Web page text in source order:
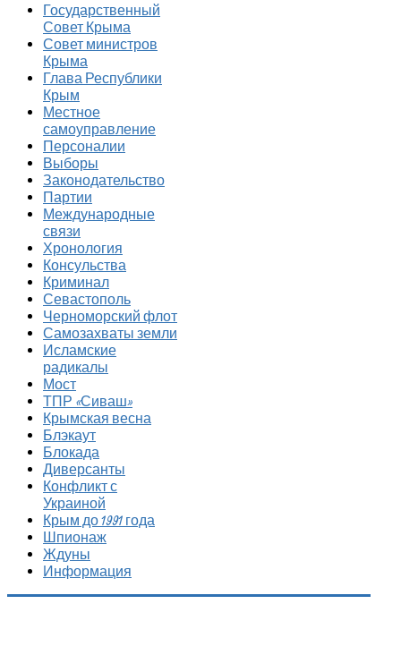
Государственный
Совет Крыма
Совет министров
Крыма
Глава Республики
Крым
Местное
самоуправление
Персоналии
Выборы
Законодательство
Партии
Международные
связи
Хронология
Консульства
Криминал
Севастополь
Черноморский флот
Самозахваты земли
Исламские
радикалы
Мост
ТПР «Сиваш»
Крымская весна
Блэкаут
Блокада
Диверсанты
Конфликт с
Украиной
Крым до 1991 года
Шпионаж
Ждуны
Информация